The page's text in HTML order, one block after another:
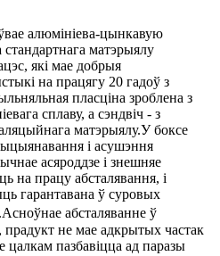
алюмініева-цынкавую
стандартнага матэрыялу
які мае добрыя
на працягу 20 гадоў з
пласціна зроблена з
сплаву, а сэндвіч - з
матэрыялу.У боксе
і асушэння
асяроддзе і знешняе
на працу абсталявання, і
гарантавана ў суровых
абсталяванне ў
не мае адкрытых частак
цалкам пазбавіцца ад паразы